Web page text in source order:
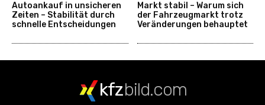
Autoankauf in unsicheren
Zeiten – Stabilität durch
schnelle Entscheidungen
Markt stabil – Warum sich
der Fahrzeugmarkt trotz
Veränderungen behauptet
kfzbild.com